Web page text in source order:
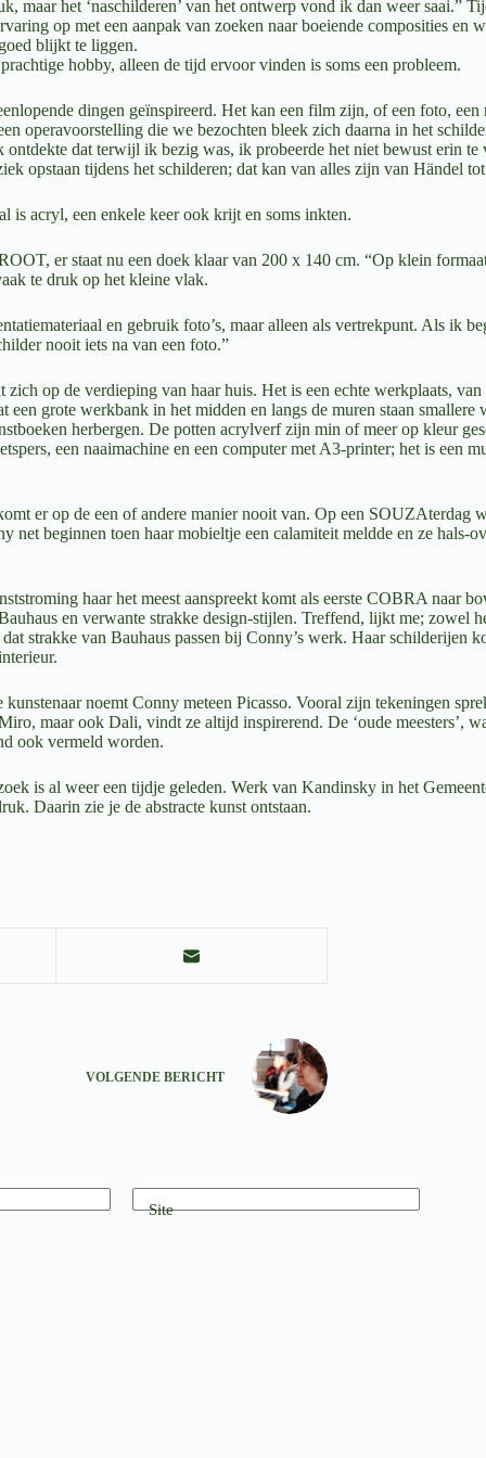
maar het ‘naschilderen’ van het ontwerp vond ik dan weer saai.”
op met een aanpak van zoeken naar boeiende composities en
blijkt te liggen.
hobby, alleen de tijd ervoor vinden is soms een probleem.
dingen geïnspireerd. Het kan een film zijn, of een foto, een
operavoorstelling die we bezochten bleek zich daarna in het
ontdekte dat terwijl ik bezig was, ik probeerde het niet bewust erin te
opstaan tijdens het schilderen; dat kan van alles zijn van Händel
is acryl, een enkele keer ook krijt en soms inkten.
er staat nu een doek klaar van 200 x 140 cm. “Op klein
te druk op het kleine vlak.
en gebruik foto’s, maar alleen als vertrekpunt. Als ik
nooit iets na van een foto.”
zich op de verdieping van haar huis. Het is een echte werkplaats,
een grote werkbank in het midden en langs de muren staan smallere
herbergen. De potten acrylverf zijn min of meer op kleur
een naaimachine en een computer met A3-printer; het is een
er op de een of andere manier nooit van. Op een SOUZAterdag
net beginnen toen haar mobieltje een calamiteit meldde en ze hals-
haar het meest aanspreekt komt als eerste COBRA naar
en verwante strakke design-stijlen. Treffend, lijkt me; zowel
strakke van Bauhaus passen bij Conny’s werk. Haar schilderijen
noemt Conny meteen Picasso. Vooral zijn tekeningen
maar ook Dali, vindt ze altijd inspirerend. De ‘oude meesters’,
ook vermeld worden.
is al weer een tijdje geleden. Werk van Kandinsky in het
Daarin zie je de abstracte kunst ontstaan.
VOLGENDE BERICHT
Site